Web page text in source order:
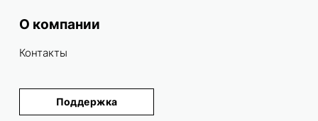
О компании
Контакты
Поддержка